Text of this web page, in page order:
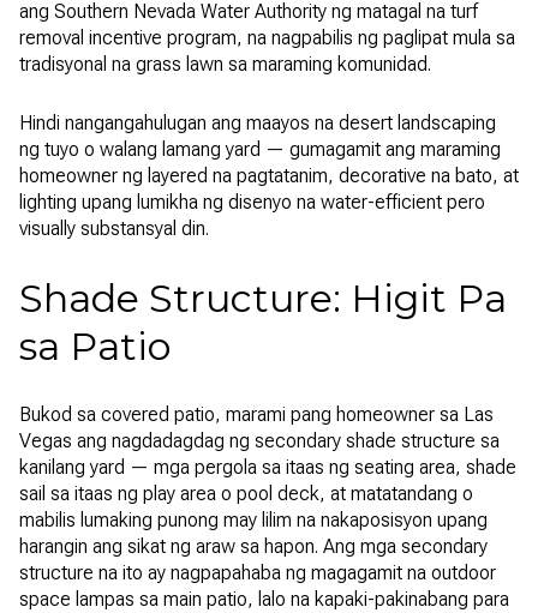
ang Southern Nevada Water Authority ng matagal na turf
removal incentive program, na nagpabilis ng paglipat mula sa
tradisyonal na grass lawn sa maraming komunidad.
Hindi nangangahulugan ang maayos na desert landscaping
ng tuyo o walang lamang yard — gumagamit ang maraming
homeowner ng layered na pagtatanim, decorative na bato, at
lighting upang lumikha ng disenyo na water-efficient pero
visually substansyal din.
Shade Structure: Higit Pa
sa Patio
Bukod sa covered patio, marami pang homeowner sa Las
Vegas ang nagdadagdag ng secondary shade structure sa
kanilang yard — mga pergola sa itaas ng seating area, shade
sail sa itaas ng play area o pool deck, at matatandang o
mabilis lumaking punong may lilim na nakaposisyon upang
harangin ang sikat ng araw sa hapon. Ang mga secondary
structure na ito ay nagpapahaba ng magagamit na outdoor
space lampas sa main patio, lalo na kapaki-pakinabang para